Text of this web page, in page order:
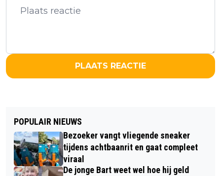
PLAATS REACTIE
POPULAIR NIEUWS
Bezoeker vangt vliegende sneaker
tijdens achtbaanrit en gaat compleet
viraal
De jonge Bart weet wel hoe hij geld